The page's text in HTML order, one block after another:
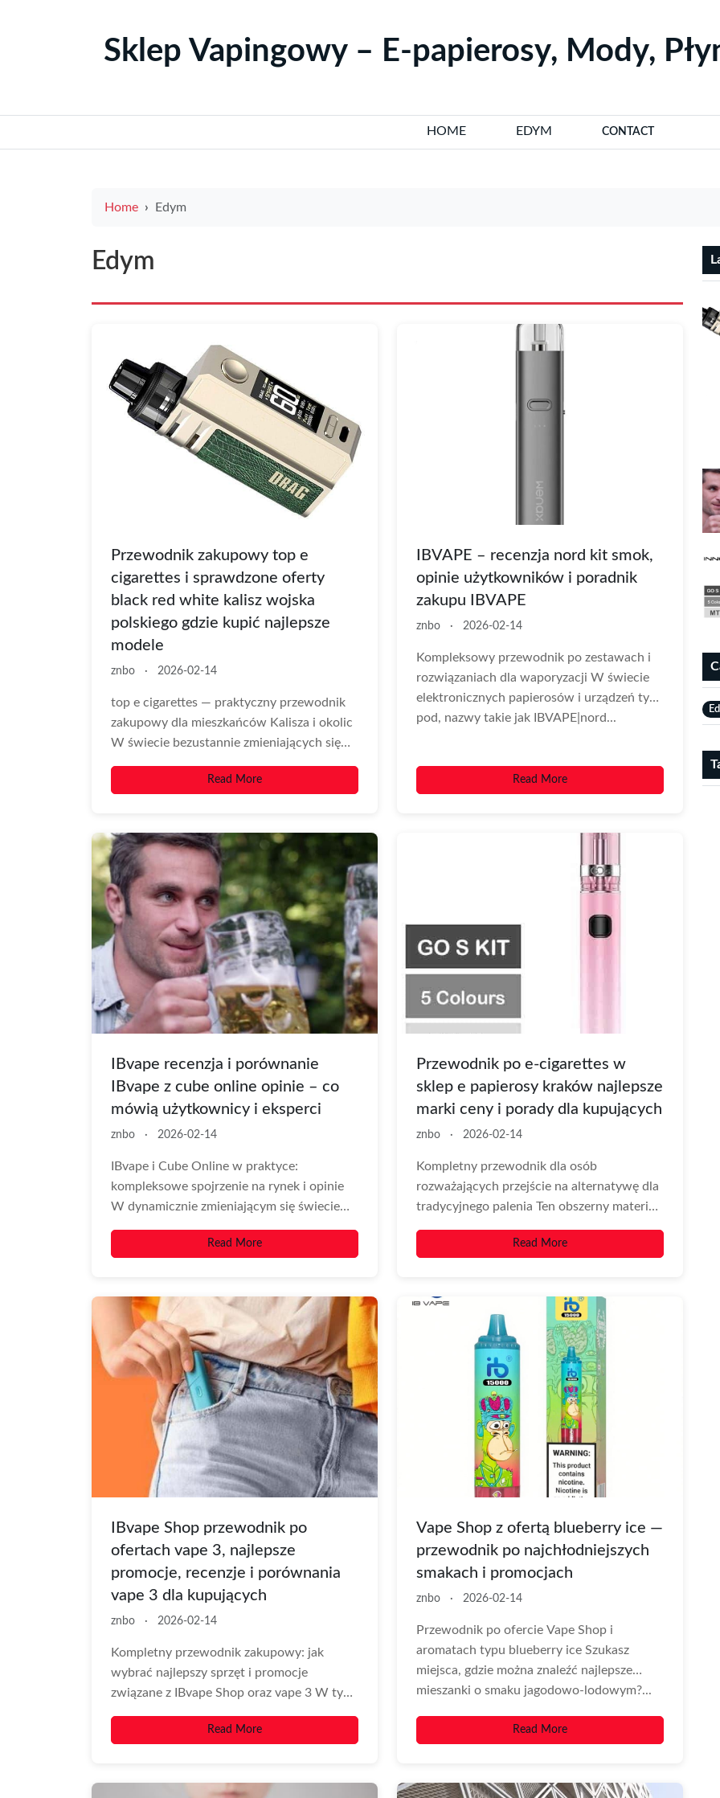
Sklep Vapingowy – E-papierosy, Mody,
HOME EDYM CONTACT
Home Edym
Edym
Przewodnik zakupowy top e
cigarettes i sprawdzone oferty
black red white kalisz wojska
polskiego gdzie kupić najlepsze
modele
znbo · 2026-02-14
top e cigarettes — praktyczny przewodnik
zakupowy dla mieszkańców Kalisza i okolic
W świecie bezustannie zmieniających się
Read More
IBVAPE – recenzja nord kit smok,
opinie użytkowników i poradnik
zakupu IBVAPE
znbo · 2026-02-14
Kompleksowy przewodnik po zestawach i
rozwiązaniach dla waporyzacji W świecie
elektronicznych papierosów i urządzeń typu
pod, nazwy takie jak IBVAPE|nord...
Read More
IBvape recenzja i porównanie
IBvape z cube online opinie – co
mówią użytkownicy i eksperci
znbo · 2026-02-14
IBvape i Cube Online w praktyce:
kompleksowe spojrzenie na rynek i opinie
W dynamicznie zmieniającym się świecie
Read More
Przewodnik po e-cigarettes w
sklep e papierosy kraków najlepsze
marki ceny i porady dla kupujących
znbo · 2026-02-14
Kompletny przewodnik dla osób
rozważających przejście na alternatywę dla
tradycyjnego palenia Ten obszerny materiał
porównania, oraz lokalne...
Read More
IBvape Shop przewodnik po
ofertach vape 3, najlepsze
promocje, recenzje i porównania
vape 3 dla kupujących
znbo · 2026-02-14
Kompletny przewodnik zakupowy: jak
wybrać najlepszy sprzęt i promocje
związane z IBvape Shop oraz vape 3 W tym
Read More
Vape Shop z ofertą blueberry ice —
przewodnik po najchłodniejszych
smakach i promocjach
znbo · 2026-02-14
Przewodnik po ofercie Vape Shop i
aromatach typu blueberry ice Szukasz
miejsca, gdzie można znaleźć najlepsze
mieszanki o smaku jagodowo-lodowym?...
Read More